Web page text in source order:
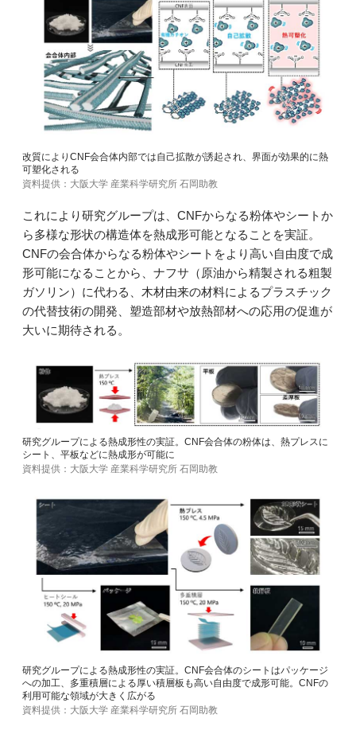
改質によりCNF会合体内部では自己拡散が誘起され、界面が効果的に熱
可塑化される
資料提供：大阪大学 産業科学研究所 石岡助教
これにより研究グループは、CNFからなる粉体やシートか
ら多様な形状の構造体を熱成形可能となることを実証。
CNFの会合体からなる粉体やシートをより高い自由度で成
形可能になることから、ナフサ（原油から精製される粗製
ガソリン）に代わる、木材由来の材料によるプラスチック
の代替技術の開発、塑造部材や放熱部材への応用の促進が
大いに期待される。
研究グループによる熱成形性の実証。CNF会合体の粉体は、熱プレスに
シート、平板などに熱成形が可能に
資料提供：大阪大学 産業科学研究所 石岡助教
研究グループによる熱成形性の実証。CNF会合体のシートはパッケージ
への加工、多重積層による厚い積層板も高い自由度で成形可能。CNFの
利用可能な領域が大きく広がる
資料提供：大阪大学 産業科学研究所 石岡助教